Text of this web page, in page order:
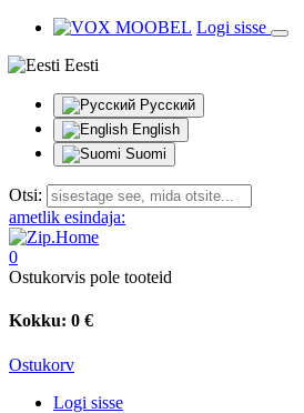
Logi sisse
Eesti
Русский
English
Suomi
Otsi:
ametlik esindaja:
0
Ostukorvis pole tooteid
Kokku: 0 €
Ostukorv
Logi sisse